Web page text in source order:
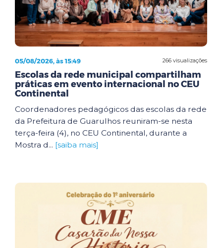
266 visualizações
05/08/2026, às 15:49
Escolas da rede municipal compartilham
práticas em evento internacional no CEU
Continental
Coordenadores pedagógicos das escolas da rede
da Prefeitura de Guarulhos reuniram-se nesta
terça-feira (4), no CEU Continental, durante a
Mostra d... [saiba mais]